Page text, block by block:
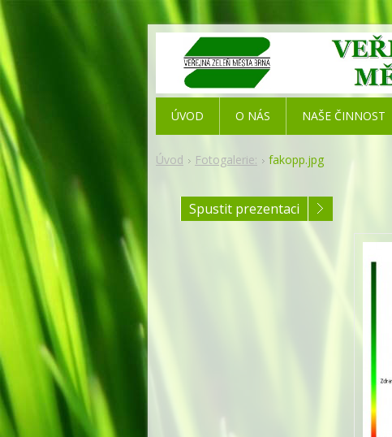
Úvod Fotogalerie: fakopp.jpg
Spustit prezentaci
ÚVOD O NÁS NAŠE ČINNOST